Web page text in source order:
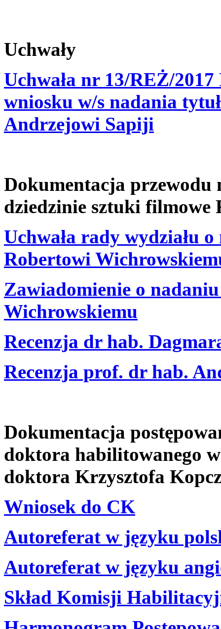
Uchwały
Uchwała nr 13/REŻ/
wniosku w/s nadania
Andrzejowi Sapiji
Dokumentacja
dziedzinie sztuki filmowe
Uchwała rady wydziału
Robertowi
Zawiadomienie o
Wichrowskiemu
Recenzja dr hab.
Recenzja prof. dr hab.
Dokumentacja
doktora habilitowanego
doktora Krzysztofa
Wniosek do CK
Autoreferat w języku
Autoreferat w języku
Skład Komisji